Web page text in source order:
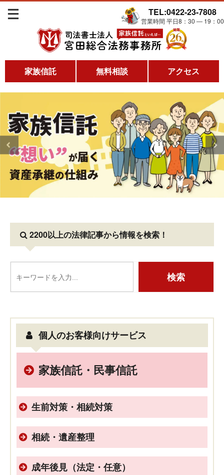
TEL:0422-23-7808
営業時間 平日8：30 ― 19：00
家族信託 無料相談 アクセス
2200以上の法律記事から情報を検索！
個人のお客様向けサービス
家族信託・民事信託
生前対策・相続対策
相続・遺産整理
成年後見（法定・任意）